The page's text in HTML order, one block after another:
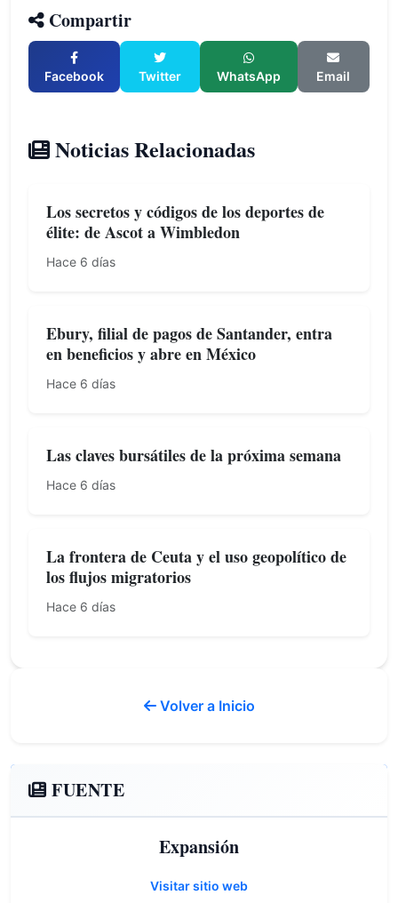
Compartir
Facebook Twitter WhatsApp Email
Noticias Relacionadas
Los secretos y códigos de los deportes de
élite: de Ascot a Wimbledon
Hace 6 días
Ebury, filial de pagos de Santander, entra
en beneficios y abre en México
Hace 6 días
Las claves bursátiles de la próxima semana
Hace 6 días
La frontera de Ceuta y el uso geopolítico de
los flujos migratorios
Hace 6 días
Volver a Inicio
FUENTE
Expansión
Visitar sitio web